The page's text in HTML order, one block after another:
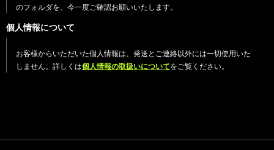
のフォルダを、今一度ご確認お願いいたします。
個人情報について
お客様からいただいた個人情報は、発送とご連絡以外には一切使用いた
しません。詳しくは個人情報の取扱いについてをご覧ください。